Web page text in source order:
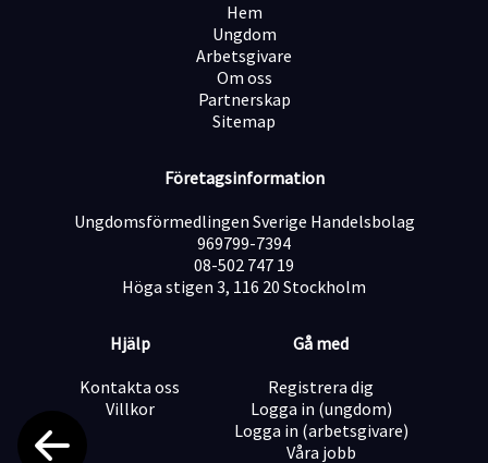
nästan allt som dagen bjuder på.
Du har en särskild talang för att hitta den bästa vägen
Du är en lagspelare, och dina kollegor ser dig som
tillgänglig och stöttande.
Erfarenhet inom hotellbranschen, kundservice eller
Vi erbjuder mer än bara ett jobb – vi erbjuder en plats
där du kan växa, både personligt och professionellt. På
Quality Hotel™ tror vi på generös gästfrihet, och det
gäller även vår personal. Hos oss får du:
Möjligheter till karriärutveckling och tillväxt inom
Personalrabatter och förmånliga friends & family-
priser på våra 200+ hotell.
Fyra gratis hotellnätter varje år.
Fri entré till vår Wellnes och Gym.
Hem
Ungdom
Arbetsgivare
Om oss
Partnerskap
Sitemap
Företagsinformation
Ungdomsförmedlingen Sverige Handelsbolag
969799-7394
08-502 747 19
Höga stigen 3, 116 20 Stockholm
Hjälp
Kontakta oss
Villkor
Gå med
Registrera dig
Logga in (ungdom)
Logga in (arbetsgivare)
Våra jobb